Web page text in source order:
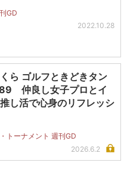
GD
2022.10.28
くら ゴルフときどきタン
仲良し女子プロとイ
し活で心身のリフレッシ
トーナメント 週刊GD
2026.6.2